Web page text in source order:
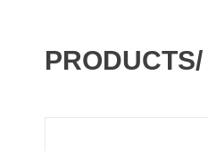
PRODUCTS/